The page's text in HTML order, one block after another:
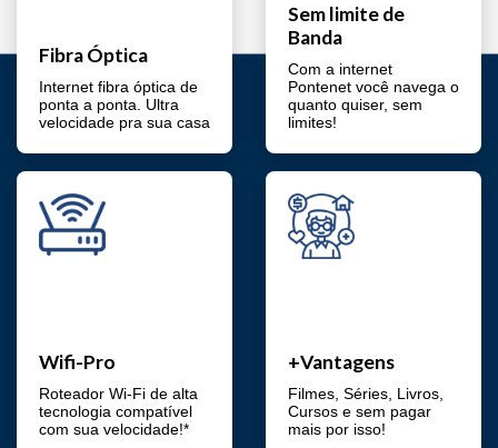
Fibra Óptica
Internet fibra óptica de
ponta a ponta. Ultra
velocidade pra sua casa
Sem limite de
Banda
Com a internet
Pontenet você navega o
quanto quiser, sem
limites!
Wifi-Pro
Roteador Wi-Fi de alta
tecnologia compatível
com sua velocidade!*
+Vantagens
Filmes, Séries, Livros,
Cursos e sem pagar
mais por isso!